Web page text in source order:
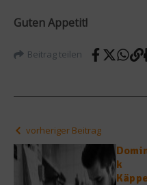
Guten Appetit!
Beitrag teilen
vorheriger Beitrag
k